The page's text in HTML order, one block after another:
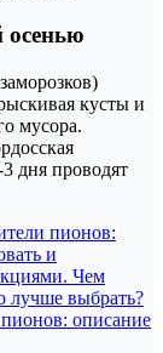
осенью
кусты и
мусора.
дня проводят
пионов:
и
Чем
лучше выбрать?
описание